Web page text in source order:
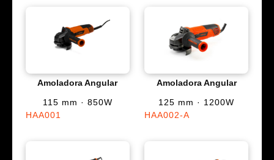
Amoladora Angular
115 mm · 850W
HAA001
Amoladora Angular
125 mm · 1200W
HAA002-A